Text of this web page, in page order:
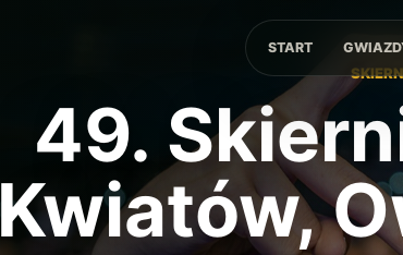
START
49.
Kwiatów,